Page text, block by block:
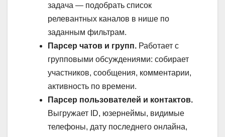
задача — подобрать список
релевантных каналов в нише по
заданным фильтрам.
Парсер чатов и групп. Работает с
групповыми обсуждениями: собирает
участников, сообщения, комментарии,
активность по времени.
Парсер пользователей и контактов.
Выгружает ID, юзернеймы, видимые
телефоны, дату последнего онлайна,